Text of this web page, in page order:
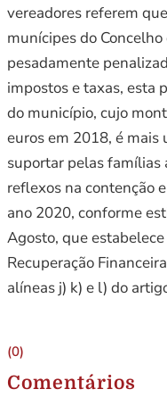
vereadores referem
munícipes do
pesadamente
impostos e taxas, esta
do município, cujo
euros em 2018, é mais
suportar pelas famílias
reflexos na contenção
ano 2020, conforme
Agosto, que
Recuperação
alíneas j) k) e l) do
(0)
Comentários